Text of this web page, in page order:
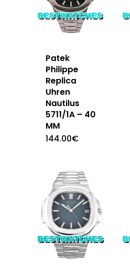
Patek
Philippe
Replica
Uhren
Nautilus
5711/1A – 40
MM
144.00€